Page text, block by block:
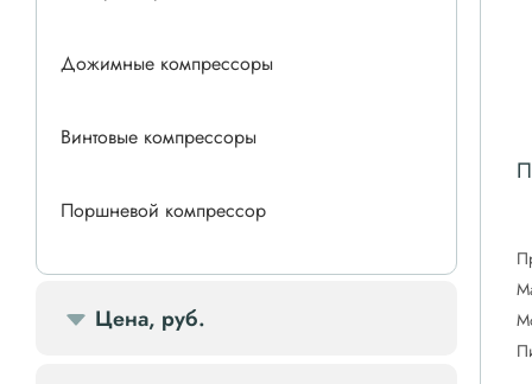
Дожимные компрессоры
Винтовые компрессоры
Поршневой компрессор
Спиральные компрессоры
Цена, руб.